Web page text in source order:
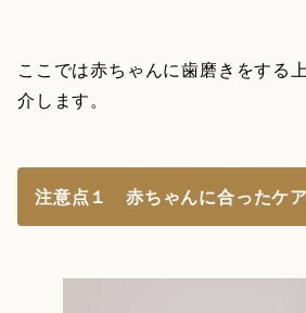
ここでは赤ちゃんに歯磨きをする
介します。
注意点１ 赤ちゃんに合ったケ